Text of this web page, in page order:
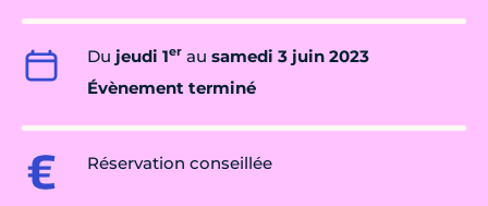
Du jeudi 1er au samedi 3 juin 2023
Évènement terminé
Réservation conseillée